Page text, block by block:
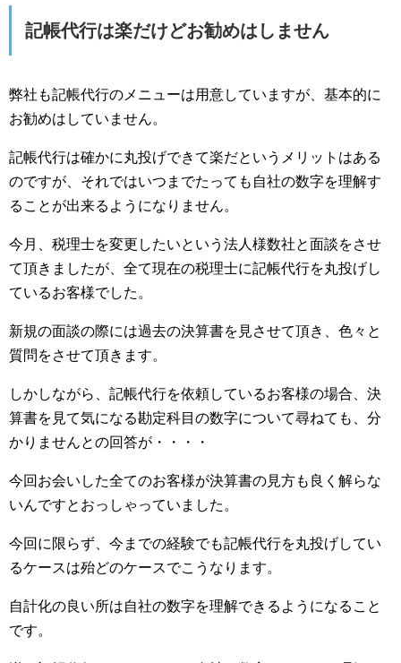
記帳代行は楽だけどお勧めはしません
弊社も記帳代行のメニューは用意していますが、基本的に
お勧めはしていません。
記帳代行は確かに丸投げできて楽だというメリットはある
のですが、それではいつまでたっても自社の数字を理解す
ることが出来るようになりません。
今月、税理士を変更したいという法人様数社と面談をさせ
て頂きましたが、全て現在の税理士に記帳代行を丸投げし
ているお客様でした。
新規の面談の際には過去の決算書を見させて頂き、色々と
質問をさせて頂きます。
しかしながら、記帳代行を依頼しているお客様の場合、決
算書を見て気になる勘定科目の数字について尋ねても、分
かりませんとの回答が・・・・
今回お会いした全てのお客様が決算書の見方も良く解らな
いんですとおっしゃっていました。
今回に限らず、今までの経験でも記帳代行を丸投げしてい
るケースは殆どのケースでこうなります。
自計化の良い所は自社の数字を理解できるようになること
です。